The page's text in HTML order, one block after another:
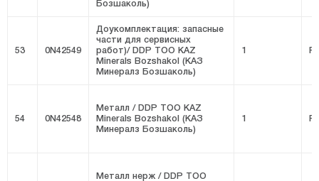
Бозшаколь)
53 0N42549
Доукомплектация: запасные
части для сервисных
работ)/ DDP ТОО KAZ
Minerals Bozshakol (КАЗ
Минералз Бозшаколь)
1
54 0N42548
Металл / DDP ТОО KAZ
Minerals Bozshakol (КАЗ
Минералз Бозшаколь)
1
Металл нерж / DDP ТОО